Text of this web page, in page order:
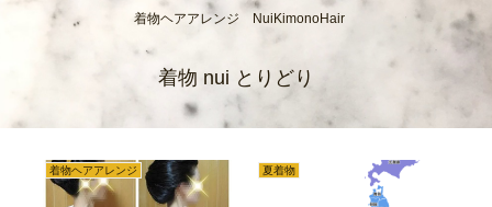
着物ヘアアレンジ NuiKimonoHair
着物 nui とりどり
着物ヘアアレンジ 夏着物